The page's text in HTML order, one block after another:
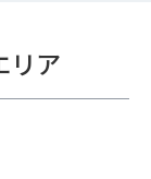
リア